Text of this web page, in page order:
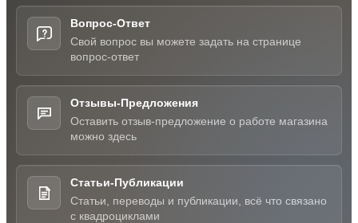
Вопрос-Ответ
Свой вопрос вы можете задать на странице
вопрос-ответ
Отзывы-Предложения
Оставить отзыв-предложение о работе магазина
можно здесь
Статьи-Публикации
Статьи, переводы и публикации, всё что связано
с квадроциклами